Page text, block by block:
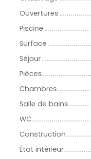
Ouvertures
Piscine
Surface
Séjour
Pièces
Chambres
Salle de bains
WC
Construction
État intérieur